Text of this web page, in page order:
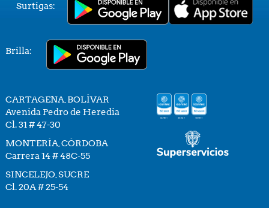
Surtigas:
Brilla:
CARTAGENA, BOLÍVAR
Avenida Pedro de Heredia
Cl. 31 # 47-30
MONTERÍA, CÓRDOBA
Carrera 14 # 48C-55
SINCELEJO, SUCRE
Cl. 20A # 25-54